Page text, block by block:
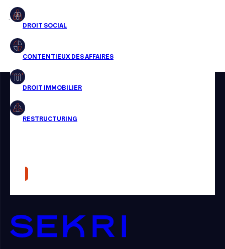
Droit social
Droit immobilier
Restructuring
Presse
jour
Aucun résultats pour cette recherche